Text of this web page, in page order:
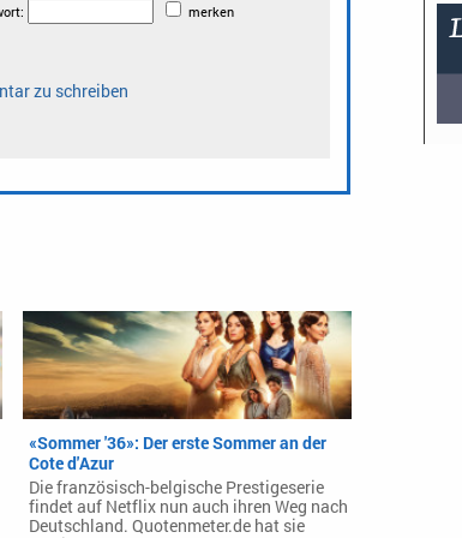
«Sommer '36»: Der erste Sommer an der
Cote d'Azur
Die französisch-belgische Prestigeserie
findet auf Netflix nun auch ihren Weg nach
Deutschland. Quotenmeter.de hat sie